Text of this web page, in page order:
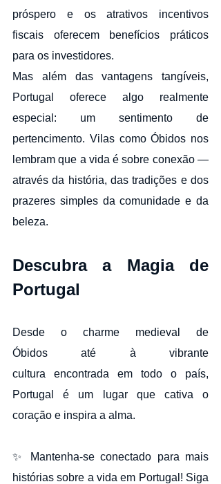
próspero e os atrativos incentivos
fiscais oferecem benefícios práticos
para os investidores.
Mas além das vantagens tangíveis,
Portugal oferece algo realmente
especial: um sentimento de
pertencimento. Vilas como Óbidos nos
lembram que a vida é sobre conexão —
através da história, das tradições e dos
prazeres simples da comunidade e da
beleza.
Descubra a Magia de
Portugal
Desde o charme medieval de
Óbidos até à vibrante
cultura encontrada em todo o país,
Portugal é um lugar que cativa o
coração e inspira a alma.
✨ Mantenha-se conectado para mais
histórias sobre a vida em Portugal! Siga